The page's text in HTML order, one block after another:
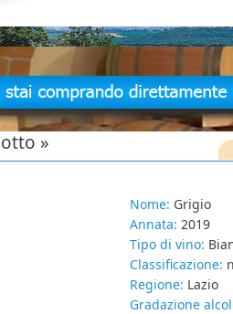
»
Nome: Grigio
Annata: 2019
Tipo di vino:
Classificazione:
Regione: Lazio
Gradazione